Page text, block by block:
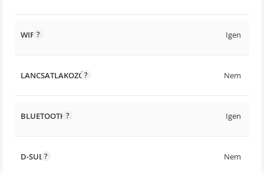
WIFI Igen
LANCSATLAKOZÓ Nem
BLUETOOTH Igen
D-SUB Nem